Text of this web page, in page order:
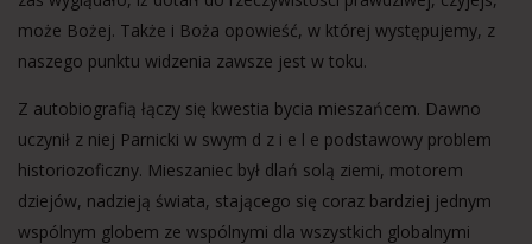
może Bożej. Także i Boża opowieść, w której występujemy, z
naszego punktu widzenia zawsze jest w toku.
Z autobiografią łączy się kwestia bycia mieszańcem. Dawno
uczynił z niej Parnicki w swym d z i e l e podstawowy problem
historiozoficzny. Mieszaniec był dlań solą ziemi, motorem
dziejów, nadzieją świata, stającego się coraz bardziej jednym
wspólnym globem ze wspólnymi dla wszystkich globalnymi